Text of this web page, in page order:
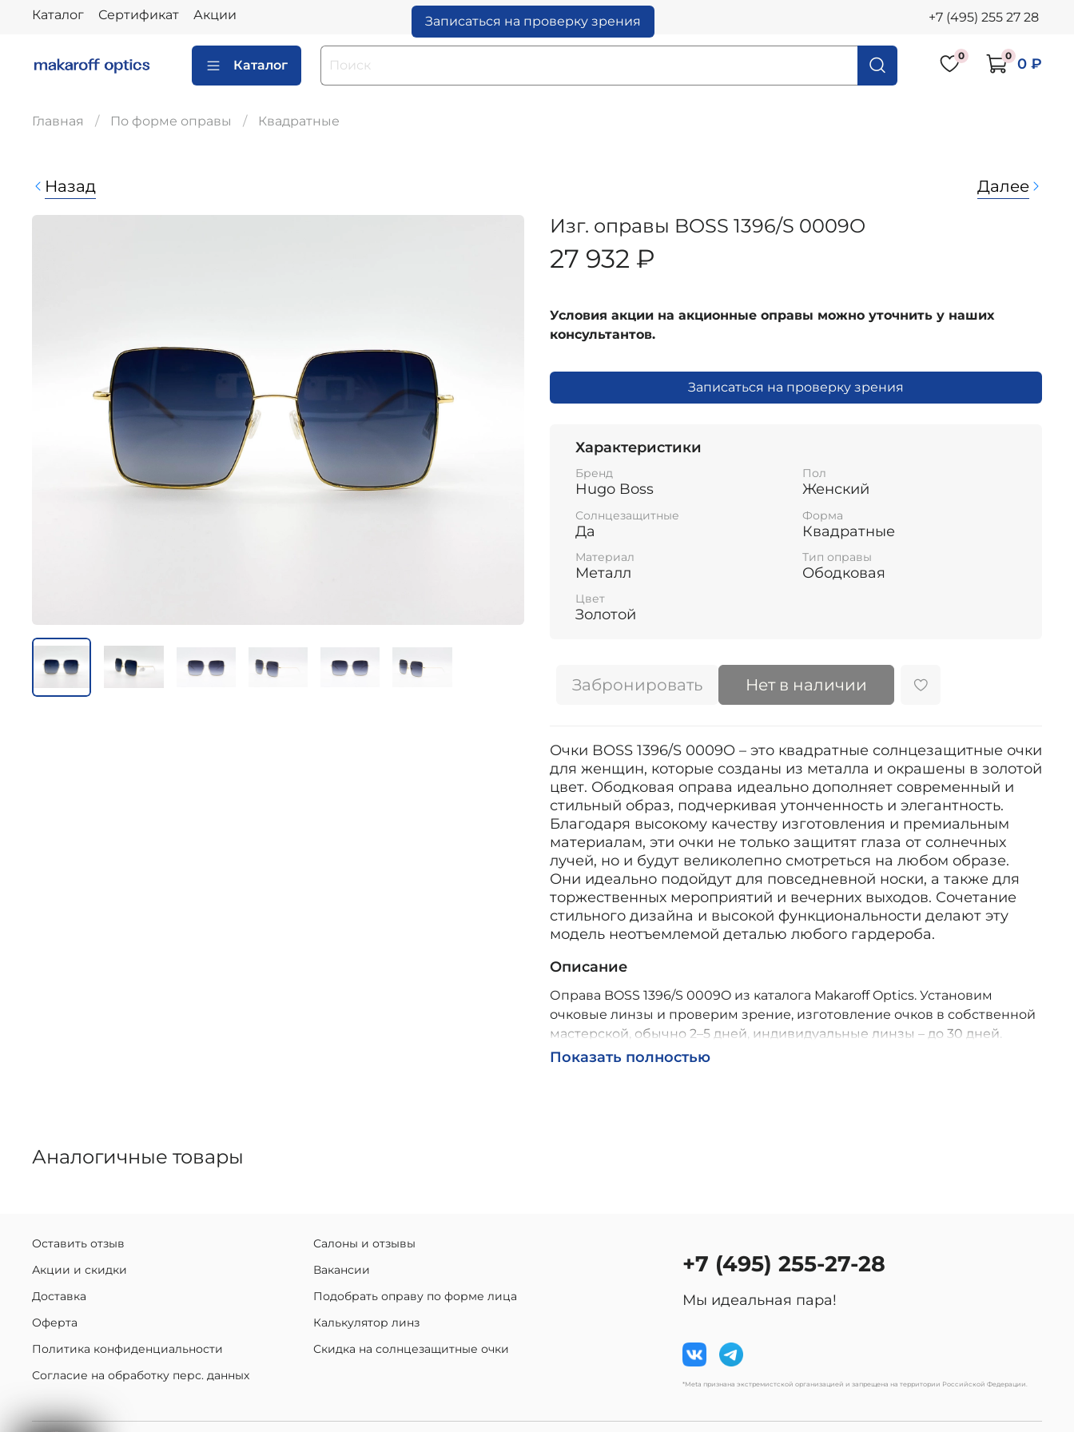
Каталог Сертификат Акции Записаться на проверку зрения +7 (495) 255 27 28
Каталог
0 0 0 ₽
Главная По форме оправы Квадратные
Назад Далее
Изг. оправы BOSS 1396/S 0009O
27 932 ₽
Условия акции на акционные оправы можно уточнить у наших
консультантов.
Записаться на проверку зрения
Характеристики
Бренд
Hugo Boss
Пол
Женский
Солнцезащитные
Да
Форма
Квадратные
Материал
Металл
Тип оправы
Ободковая
Цвет
Золотой
Забронировать Нет в наличии
Очки BOSS 1396/S 0009O – это квадратные солнцезащитные очки
для женщин, которые созданы из металла и окрашены в золотой
цвет. Ободковая оправа идеально дополняет современный и
стильный образ, подчеркивая утонченность и элегантность.
Благодаря высокому качеству изготовления и премиальным
материалам, эти очки не только защитят глаза от солнечных
лучей, но и будут великолепно смотреться на любом образе.
Они идеально подойдут для повседневной носки, а также для
торжественных мероприятий и вечерних выходов. Сочетание
стильного дизайна и высокой функциональности делают эту
модель неотъемлемой деталью любого гардероба.
Описание
Оправа BOSS 1396/S 0009O из каталога Makaroff Optics. Установим
очковые линзы и проверим зрение, изготовление очков в собственной
мастерской, обычно 2–5 дней, индивидуальные линзы – до 30 дней.
Возможна доставка по России.
Показать полностью
Аналогичные товары
Оставить отзыв
Акции и скидки
Доставка
Оферта
Политика конфиденциальности
Согласие на обработку перс. данных
Салоны и отзывы
Вакансии
Подобрать оправу по форме лица
Калькулятор линз
Скидка на солнцезащитные очки
+7 (495) 255-27-28
Мы идеальная пара!
*Meta признана экстремистской организацией и запрещена на территории Российской Федерации.